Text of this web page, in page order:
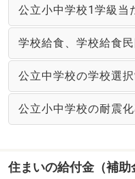
公立小中学校1学級当
学校給食、学校給食
公立中学校の学校選
公立小中学校の耐震
住まいの給付金（補助